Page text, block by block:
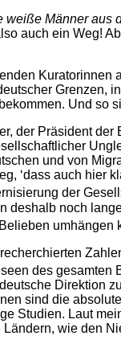
weiße Männer aus
auch ein Weg!
Grenzen,
Und so
der Präsident
und von
‘dass auch hier
der
deshalb noch
des gesamten
Direktion
sind die
Studien. Laut
wie den